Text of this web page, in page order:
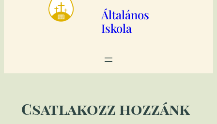
Általános
Iskola
Csatlakozz hozzánk